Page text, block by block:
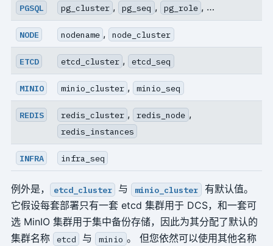
PGSQL pg_cluster , pg_seq , pg_role , …
NODE nodename , node_cluster
ETCD etcd_cluster , etcd_seq
MINIO minio_cluster , minio_seq
REDIS redis_cluster , redis_node ,
redis_instances
INFRA infra_seq
例外是， etcd_cluster 与 minio_cluster
有默认值。
它假设每套部署只有一套 etcd 集群用于 DCS，和一套可
选 MinIO 集群用于集中备份存储，因此为其分配了默认的
集群名称
etcd 与 minio 。 但您依然可以使用其他名称